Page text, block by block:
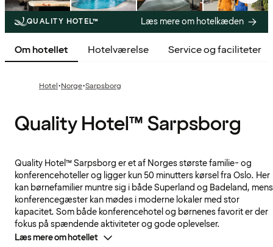
QUALITY HOTEL™ Læs mere om hotelkæden
Om hotellet Hotelværelse Service og faciliteter
Hotel·Norge·Sarpsborg
Quality Hotel™ Sarpsborg
Quality Hotel™ Sarpsborg er et af Norges største familie- og
konferencehoteller og ligger kun 50 minutters kørsel fra Oslo. Her
kan børnefamilier muntre sig i både Superland og Badeland, mens
konferencegæster kan mødes i moderne lokaler med stor
kapacitet. Som både konferencehotel og børnenes favorit er der
fokus på spændende aktiviteter og gode oplevelser.
Læs mere om hotellet